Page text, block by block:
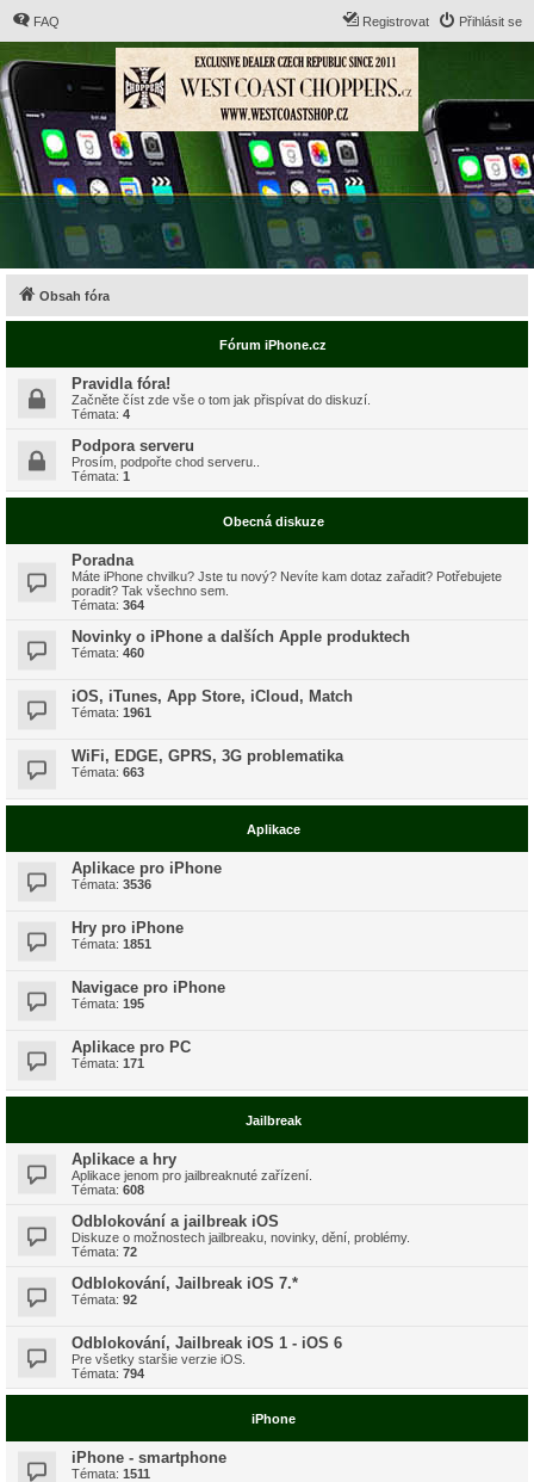
FAQ Přihlásit se
Registrovat
Obsah fóra
Fórum iPhone.cz
Pravidla fóra!
Začněte číst zde vše o tom jak přispívat do diskuzí.
Témata: 4
Podpora serveru
Prosím, podpořte chod serveru..
Témata: 1
Obecná diskuze
Poradna
Máte iPhone chvilku? Jste tu nový? Nevíte kam dotaz zařadit? Potřebujete
poradit? Tak všechno sem.
Témata: 364
Novinky o iPhone a dalších Apple produktech
Témata: 460
iOS, iTunes, App Store, iCloud, Match
Témata: 1961
WiFi, EDGE, GPRS, 3G problematika
Témata: 663
Aplikace
Aplikace pro iPhone
Témata: 3536
Hry pro iPhone
Témata: 1851
Navigace pro iPhone
Témata: 195
Aplikace pro PC
Témata: 171
Jailbreak
Aplikace a hry
Aplikace jenom pro jailbreaknuté zařízení.
Témata: 608
Odblokování a jailbreak iOS
Diskuze o možnostech jailbreaku, novinky, dění, problémy.
Témata: 72
Odblokování, Jailbreak iOS 7.*
Témata: 92
Odblokování, Jailbreak iOS 1 - iOS 6
Pre všetky staršie verzie iOS.
Témata: 794
iPhone
iPhone - smartphone
Témata: 1511